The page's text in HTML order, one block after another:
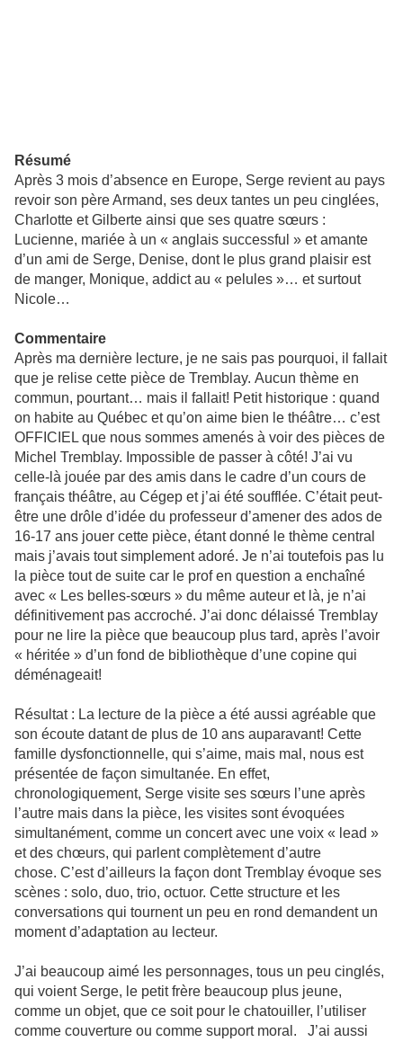
Résumé
Après 3 mois d’absence en Europe, Serge revient au pays
revoir son père Armand, ses deux tantes un peu cinglées,
Charlotte et Gilberte ainsi que ses quatre sœurs :
Lucienne, mariée à un « anglais successful » et amante
d’un ami de Serge, Denise, dont le plus grand plaisir est
de manger, Monique, addict au « pelules »… et surtout
Nicole…
Commentaire
Après ma dernière lecture, je ne sais pas pourquoi, il fallait
que je relise cette pièce de Tremblay. Aucun thème en
commun, pourtant… mais il fallait! Petit historique : quand
on habite au Québec et qu’on aime bien le théâtre… c’est
OFFICIEL que nous sommes amenés à voir des pièces de
Michel Tremblay. Impossible de passer à côté! J’ai vu
celle-là jouée par des amis dans le cadre d’un cours de
français théâtre, au Cégep et j’ai été soufflée. C’était peut-
être une drôle d’idée du professeur d’amener des ados de
16-17 ans jouer cette pièce, étant donné le thème central
mais j’avais tout simplement adoré. Je n’ai toutefois pas lu
la pièce tout de suite car le prof en question a enchaîné
avec « Les belles-sœurs » du même auteur et là, je n’ai
définitivement pas accroché. J’ai donc délaissé Tremblay
pour ne lire la pièce que beaucoup plus tard, après l’avoir
« héritée » d’un fond de bibliothèque d’une copine qui
déménageait!
Résultat : La lecture de la pièce a été aussi agréable que
son écoute datant de plus de 10 ans auparavant! Cette
famille dysfonctionnelle, qui s’aime, mais mal, nous est
présentée de façon simultanée. En effet,
chronologiquement, Serge visite ses sœurs l’une après
l’autre mais dans la pièce, les visites sont évoquées
simultanément, comme un concert avec une voix « lead »
et des chœurs, qui parlent complètement d’autre
chose. C’est d’ailleurs la façon dont Tremblay évoque ses
scènes : solo, duo, trio, octuor. Cette structure et les
conversations qui tournent un peu en rond demandent un
moment d’adaptation au lecteur.
J’ai beaucoup aimé les personnages, tous un peu cinglés,
qui voient Serge, le petit frère beaucoup plus jeune,
comme un objet, que ce soit pour le chatouiller, l’utiliser
comme couverture ou comme support moral. J’ai aussi